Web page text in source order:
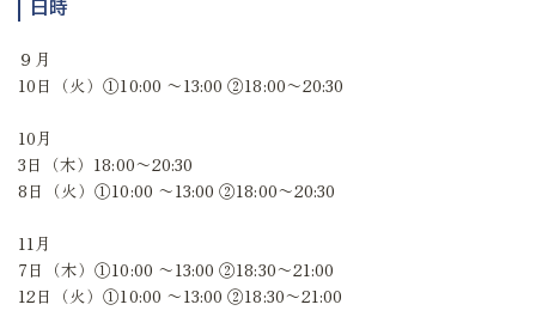
日時
９月
10日（火）①10:00 〜13:00 ②18:00〜20:30
10月
3日（木）18:00〜20:30
8日（火）①10:00 〜13:00 ②18:00〜20:30
11月
7日（木）①10:00 〜13:00 ②18:30〜21:00
12日（火）①10:00 〜13:00 ②18:30〜21:00